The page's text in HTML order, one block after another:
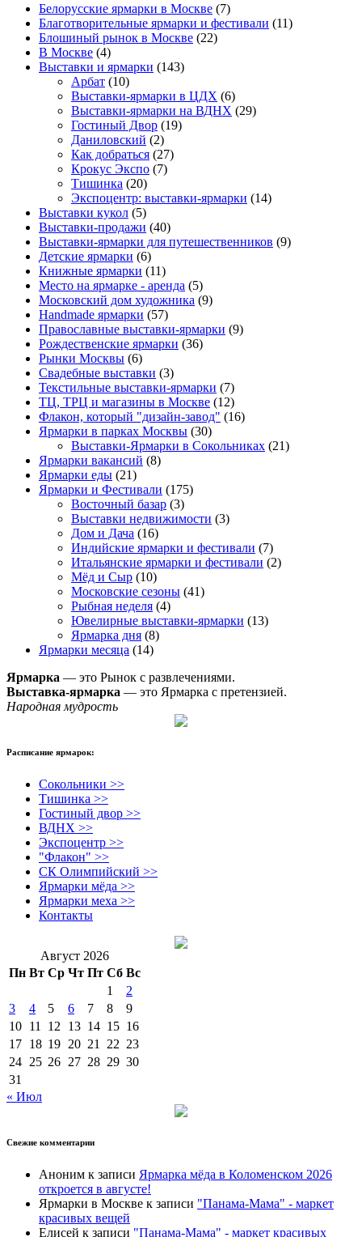
Белорусские ярмарки в Москве (7)
Благотворительные ярмарки и фестивали (11)
Блошиный рынок в Москве (22)
В Москве (4)
Выставки и ярмарки (143)
Арбат (10)
Выставки-ярмарки в ЦДХ (6)
Выставки-ярмарки на ВДНХ (29)
Гостиный Двор (19)
Даниловский (2)
Как добраться (27)
Крокус Экспо (7)
Тишинка (20)
Экспоцентр: выставки-ярмарки (14)
Выставки кукол (5)
Выставки-продажи (40)
Выставки-ярмарки для путешественников (9)
Детские ярмарки (6)
Книжные ярмарки (11)
Место на ярмарке - аренда (5)
Московский дом художника (9)
Нandmade ярмарки (57)
Православные выставки-ярмарки (9)
Рождественские ярмарки (36)
Рынки Москвы (6)
Свадебные выставки (3)
Текстильные выставки-ярмарки (7)
ТЦ, ТРЦ и магазины в Москве (12)
Флакон, который "дизайн-завод" (16)
Ярмарки в парках Москвы (30)
Выставки-Ярмарки в Сокольниках (21)
Ярмарки вакансий (8)
Ярмарки еды (21)
Ярмарки и Фестивали (175)
Восточный базар (3)
Выставки недвижимости (3)
Дом и Дача (16)
Индийские ярмарки и фестивали (7)
Итальянские ярмарки и фестивали (2)
Мёд и Сыр (10)
Московские сезоны (41)
Рыбная неделя (4)
Ювелирные выставки-ярмарки (13)
Ярмарка дня (8)
Ярмарки месяца (14)
Ярмарка — это Рынок с развлечениями.
Выставка-ярмарка — это Ярмарка с претензией.
Народная мудрость
Расписание ярмарок:
Сокольники >>
Тишинка >>
Гостиный двор >>
ВДНХ >>
Экспоцентр >>
"Флакон" >>
СК Олимпийский >>
Ярмарки мёда >>
Ярмарки меха >>
Контакты
Август 2026
Пн Вт Ср Чт Пт Сб Вс
1
2
3
4 5 6 7 8
9
10 11 12 13 14 15 16
17 18 19 20 21 22 23
24 25 26 27 28 29 30
31
« Июл
Свежие комментарии
Аноним к записи Ярмарка мёда в Коломенском 2026
откроется в августе!
Ярмарки в Москве к записи "Панама-Мама" - маркет
красивых вещей
Елисей к записи "Панама-Мама" - маркет красивых